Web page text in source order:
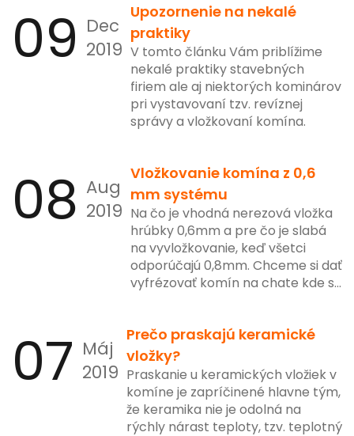
09 Dec
2019
Upozornenie na nekalé
praktiky
V tomto článku Vám priblížime
nekalé praktiky stavebných
firiem ale aj niektorých kominárov
pri vystavovaní tzv. revíznej
správy a vložkovaní komína.
08 Aug
2019
Vložkovanie komína z 0,6
mm systému
Na čo je vhodná nerezová vložka
hrúbky 0,6mm a pre čo je slabá
na vyvložkovanie, keď všetci
odporúčajú 0,8mm. Chceme si dať
vyfrézovať komín na chate kde sa
07 Máj
2019
Prečo praskajú keramické
vložky?
Praskanie u keramických vložiek v
komíne je zapríčinené hlavne tým,
že keramika nie je odolná na
rýchly nárast teploty, tzv. teplotný